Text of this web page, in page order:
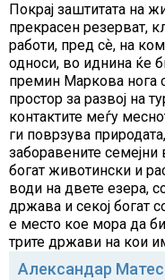
Покрај заштитата на
прекрасен резерват,
работи, пред сѐ, на
односи, во иднина ќе
премин Маркова нога
простор за развој на
контактите меѓу
ги поврзува
заборавените
богат животински и
води на двете езера,
држава и секој богат
е место кое мора да
трите држави на кои
Александар